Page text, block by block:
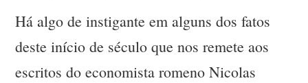
Há algo de instigante em alguns dos fatos
deste início de século que nos remete aos
escritos do economista romeno Nicolas